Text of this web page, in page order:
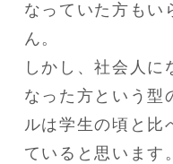
なっていた方もい
ん。
しかし、社会人に
なった方という型
ルは学生の頃と比
ていると思います。